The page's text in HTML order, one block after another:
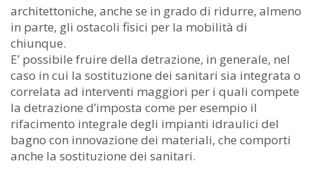
architettoniche, anche se in grado di ridurre, almeno
in parte, gli ostacoli fisici per la mobilità di
chiunque.
E’ possibile fruire della detrazione, in generale, nel
caso in cui la sostituzione dei sanitari sia integrata o
correlata ad interventi maggiori per i quali compete
la detrazione d’imposta come per esempio il
rifacimento integrale degli impianti idraulici del
bagno con innovazione dei materiali, che comporti
anche la sostituzione dei sanitari.